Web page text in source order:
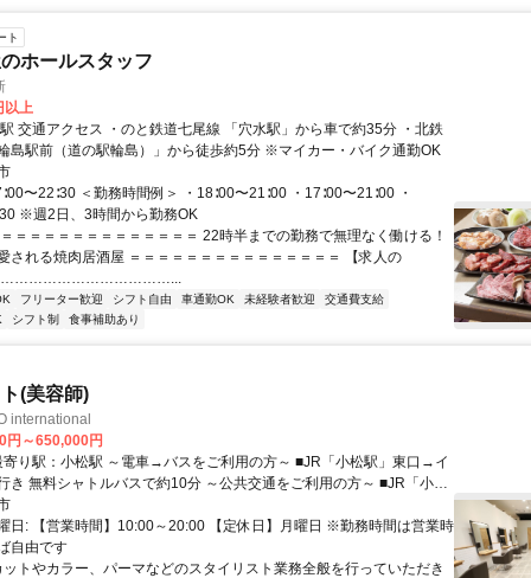
ト
ホールスタッフ
以上
分 ・北鉄
能登バス「輪島駅前（道の駅輪島）」から徒歩約5分 ※マイカー・バイク通勤OK
〜22∶30 ＜勤務時間例＞ ・18∶00〜21∶00 ・17∶00〜21∶00 ・
※週2日、3時間から勤務OK
＝＝＝＝＝＝＝＝＝＝＝＝＝ 22時半までの勤務で無理なく働ける！
される焼肉居酒屋 ＝＝＝＝＝＝＝＝＝＝＝＝＝＝＝ 【求人の
…………………………………...
フリーター歓迎 シフト自由 車通勤OK 未経験者歓迎
交通費支給
シフト制 食事補助あり
(美容師)
international
円～650,000円
トルバスで約10分 ～公共交通をご利用の方～ ■JR「小松
日: 【営業時間】10:00～20:00 【定休日】月曜日 ※勤務時間は営業時
自由です
トやカラー、パーマなどのスタイリスト業務全般を行っていただき